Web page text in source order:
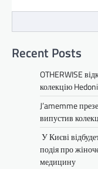
Recent Posts
OTHERWISE
колекцію
J’amemme
випустив
У Києві
подія про
медицину